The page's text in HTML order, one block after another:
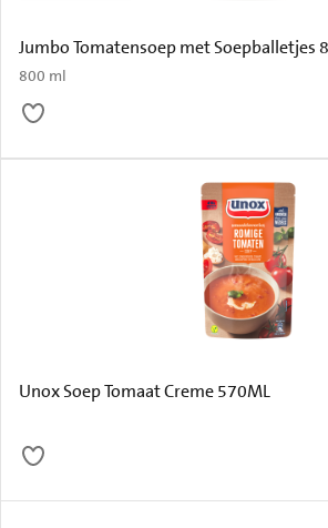
Jumbo Tomatensoep met Soepballetjes
800 ml
Unox Soep Tomaat Creme 570ML